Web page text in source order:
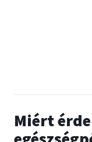
Miért